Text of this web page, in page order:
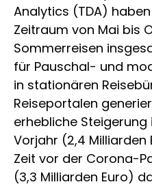
Analytics (TDA)
Zeitraum von Mai bis
Sommerreisen
für Pauschal- und
in stationären
Reiseportalen
erhebliche
Vorjahr (2,4
Zeit vor der Corona-
(3,3 Milliarden Euro)